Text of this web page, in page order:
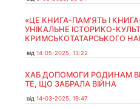
«ЦЕ КНИГА-ПАМ’ЯТЬ І
УНІКАЛЬНЕ ІСТОРИКО-
КРИМСЬКОТАТАРСЬКОГО
від 14-05-2025, 13:22
ХАБ ДОПОМОГИ РОДИНАМ
ТЕ, ЩО ЗАБРАЛА ВІЙНА
від 14-03-2025, 19:47